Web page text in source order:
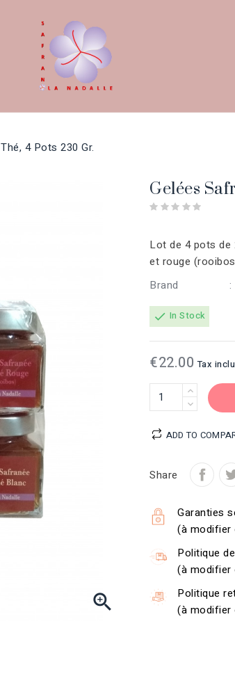
4 Pots 230 Gr.

Gelées
Lot de 4 pots de
et rouge
Brand
:
check In Stock
€22.00 Tax
ADD TO
Share
Garanties
(à modifier
Politique
(à modifier
Politique
(à modifier